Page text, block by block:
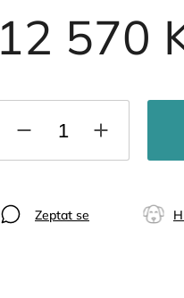
12 570
Zeptat se